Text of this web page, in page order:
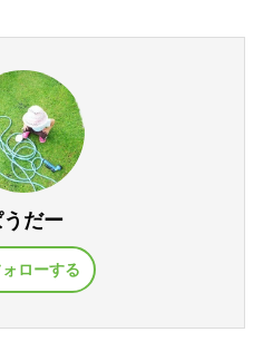
だー
ローする